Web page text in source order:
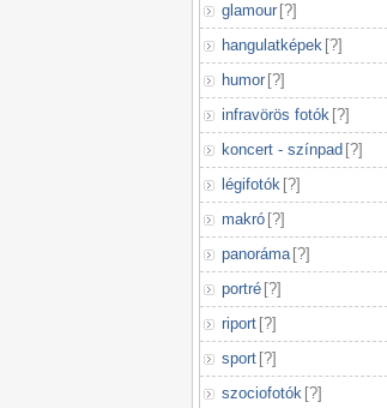
glamour [?]
hangulatképek [?]
humor [?]
infravörös fotók [?]
koncert - színpad [?]
légifotók [?]
makró [?]
panoráma [?]
portré [?]
riport [?]
sport [?]
szociofotók [?]